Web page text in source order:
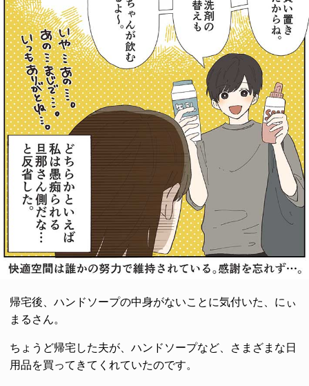
帰宅後、ハンドソープの中身がないことに気付いた、にぃ
まるさん。
ちょうど帰宅した夫が、ハンドソープなど、さまざまな日
用品を買ってきてくれていたのです。